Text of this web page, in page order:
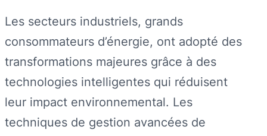
Les secteurs industriels, grands
consommateurs d’énergie, ont adopté des
transformations majeures grâce à des
technologies intelligentes qui réduisent
leur impact environnemental. Les
techniques de gestion avancées de